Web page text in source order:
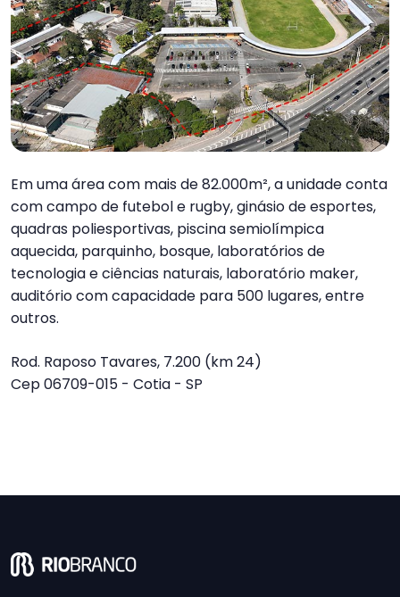
Em uma área com mais de 82.000m², a unidade conta
com campo de futebol e rugby, ginásio de esportes,
quadras poliesportivas, piscina semiolímpica
aquecida, parquinho, bosque, laboratórios de
tecnologia e ciências naturais, laboratório maker,
auditório com capacidade para 500 lugares, entre
outros.
Rod. Raposo Tavares, 7.200 (km 24)
Cep 06709-015 - Cotia - SP